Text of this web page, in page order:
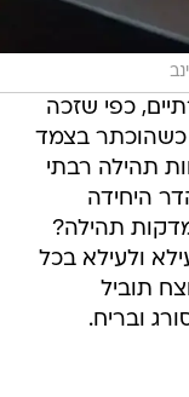
כפי שזכה
כשהוכתר בצמד
תהילה רבתי
היחידה
תהילה?
ולעילא בכל
תוביל
ובריח.